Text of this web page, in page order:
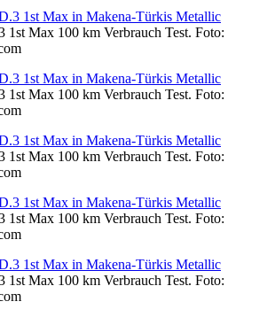
1st Max 100 km Verbrauch Test. Foto:
1st Max 100 km Verbrauch Test. Foto:
1st Max 100 km Verbrauch Test. Foto:
1st Max 100 km Verbrauch Test. Foto:
1st Max 100 km Verbrauch Test. Foto: